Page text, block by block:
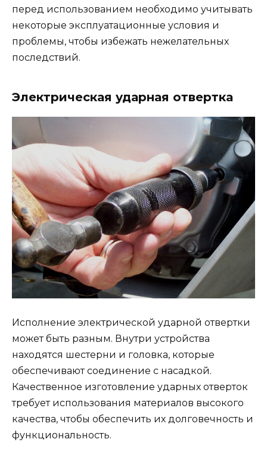
перед использованием необходимо учитывать
некоторые эксплуатационные условия и
проблемы, чтобы избежать нежелательных
последствий.
Электрическая ударная отвертка
Исполнение электрической ударной отвертки
может быть разным. Внутри устройства
находятся шестерни и головка, которые
обеспечивают соединение с насадкой.
Качественное изготовление ударных отверток
требует использования материалов высокого
качества, чтобы обеспечить их долговечность и
функциональность.